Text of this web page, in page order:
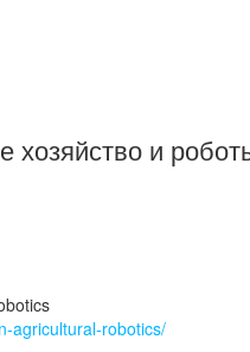
хозяйство и
agricultural-robotics/